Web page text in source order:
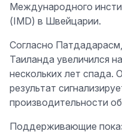
Международного
(IMD) в Швейцарии.
Согласно
Таиланда увеличился
нескольких лет спада.
результат
производительности
Поддерживающие